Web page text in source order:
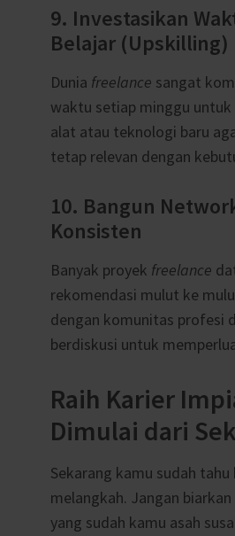
9. Investasikan
Belajar (Upskilling)
Dunia freelance sangat
waktu setiap minggu untuk
alat atau teknologi baru
tetap relevan dengan
10. Bangun
Konsisten
Banyak proyek freelance
rekomendasi mulut ke
dengan komunitas profesi
berdiskusi untuk
Raih Karier
Dimulai dari
Sekarang kamu sudah tahu
melangkah. Jangan biarkan
yang sudah kamu asah